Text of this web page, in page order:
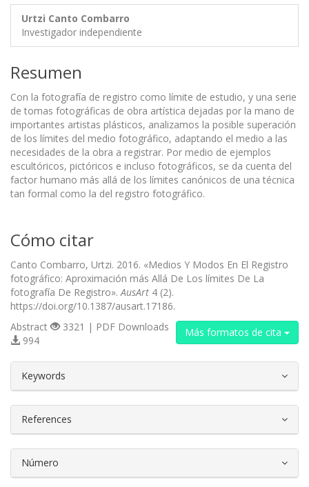
Urtzi Canto Combarro
Investigador independiente
Resumen
Con la fotografía de registro como límite de estudio, y una serie
de tomas fotográficas de obra artística dejadas por la mano de
importantes artistas plásticos, analizamos la posible superación
de los límites del medio fotográfico, adaptando el medio a las
necesidades de la obra a registrar. Por medio de ejemplos
escultóricos, pictóricos e incluso fotográficos, se da cuenta del
factor humano más allá de los límites canónicos de una técnica
tan formal como la del registro fotográfico.
Cómo citar
Canto Combarro, Urtzi. 2016. «Medios Y Modos En El Registro
fotográfico: Aproximación más Allá De Los límites De La
fotografía De Registro». AusArt 4 (2).
https://doi.org/10.1387/ausart.17186.
Más formatos de cita
Abstract
3321 | PDF Downloads
994
Keywords
References
Número